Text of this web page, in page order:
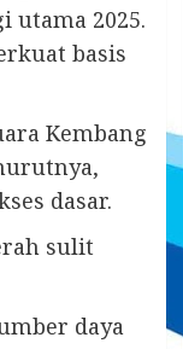
utama 2025.
basis
Kembang
dasar.
sulit
daya